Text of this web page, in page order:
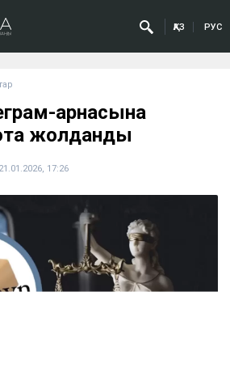
ҚАЗ РУС
арнасына
жолданды
21.01.2026, 17:26